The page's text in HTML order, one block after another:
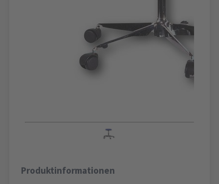
Produktinformationen